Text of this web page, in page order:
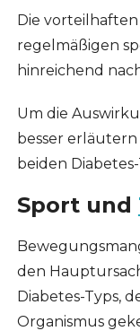
Die
regelmäßigen
hinreichend
Um die
besser
beiden
Sport und
den
Diabetes-Typs,
Organismus